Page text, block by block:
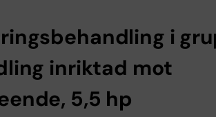
i
inriktad mot
5,5 hp